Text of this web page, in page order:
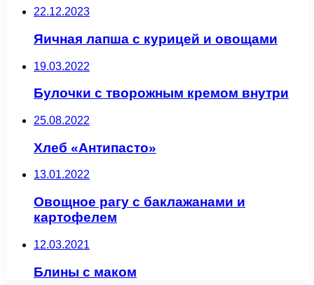
22.12.2023
Яичная лапша с курицей и овощами
19.03.2022
Булочки с творожным кремом внутри
25.08.2022
Хлеб «Антипасто»
13.01.2022
Овощное рагу с баклажанами и
картофелем
12.03.2021
Блины с маком